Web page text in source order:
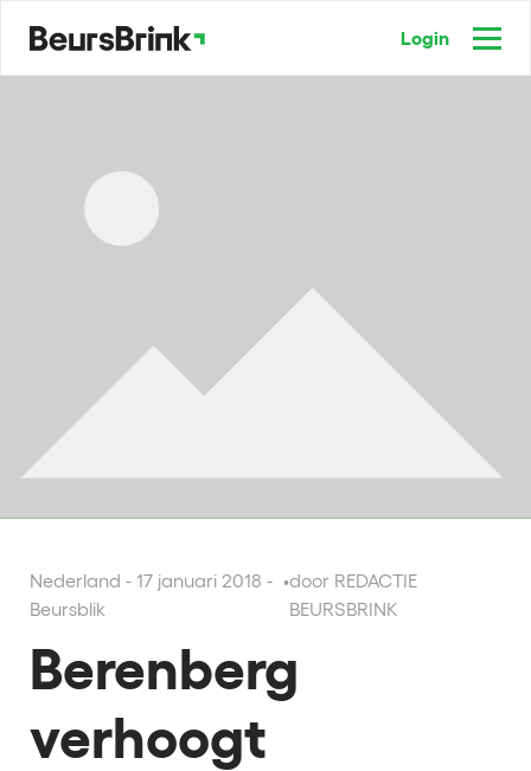
Login
Nederland - 17 januari 2018 -
Beursblik
•door REDACTIE
BEURSBRINK
Berenberg
verhoogt